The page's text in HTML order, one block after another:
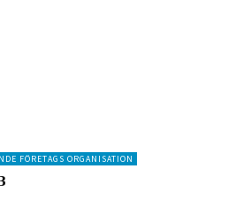
FÖRETAGS ORGANISATION